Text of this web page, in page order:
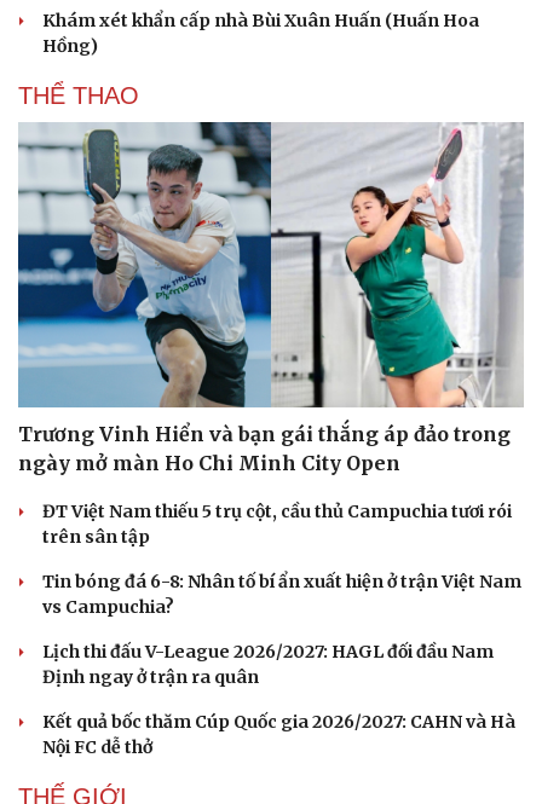
Văn hóa
Sân khấu - Điện ảnh
Âm nhạc
Di sản
Giải trí
Khám xét khẩn cấp nhà Bùi Xuân Huấn (Huấn Hoa
Hồng)
THỂ THAO
Trương Vinh Hiển và bạn gái thắng áp đảo trong
ngày mở màn Ho Chi Minh City Open
ĐT Việt Nam thiếu 5 trụ cột, cầu thủ Campuchia tươi rói
trên sân tập
Tin bóng đá 6-8: Nhân tố bí ẩn xuất hiện ở trận Việt Nam
vs Campuchia?
Lịch thi đấu V-League 2026/2027: HAGL đối đầu Nam
Định ngay ở trận ra quân
Kết quả bốc thăm Cúp Quốc gia 2026/2027: CAHN và Hà
Nội FC dễ thở
THẾ GIỚI